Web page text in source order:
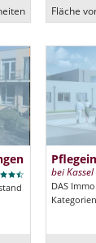
Fläche
bei Kassel
DAS
Kategorien